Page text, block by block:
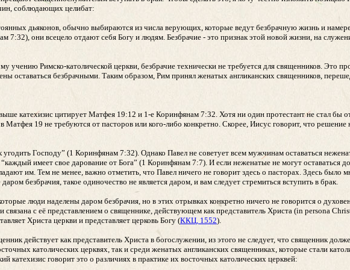
соблюдающих целибат:
дьяконов, обычно выбираются из числа верующих, которые ведут безбрачную жизнь и
7:32), они всецело отдают себя Богу и людям. Безбрачие - это признак этой новой жизни, на
учению Римско-католической церкви, безбрачие технически не требуется для священников. Это
оставаться безбрачными. Таким образом, Рим принял женатых англиканских священников,
катехизис цитирует Матфея 19:12 и 1-е Коринфянам 7:32. Хотя ни один протестант не стал бы
Матфея 19 не требуются от пасторов или кого-либо конкретно. Скорее, Иисус говорит, что
Господу” (1 Коринфянам 7:32). Однако Павел не советует всем мужчинам оставаться
имеет свое дарование от Бога” (1 Коринфянам 7:7). И если неженатые не могут
им. Тем не менее, важно отметить, что Павел ничего не говорит здесь о пасторах. Здесь
безбрачия, такое одиночество не является даром, и вам следует стремиться вступить в брак.
люди наделены даром безбрачия, но в этих отрывках конкретно ничего не говорится о
связана с её представлением о священнике, действующем как представитель Христа (in persona
Христа церкви и представляет церковь Богу (ККЦ, 1552).
действует как представитель Христа в богослужении, из этого не следует, что священник
католических церквях, так и среди женатых англиканских священниках, которые стали
катехизис говорит это о различиях в практике их восточных католических церквей: